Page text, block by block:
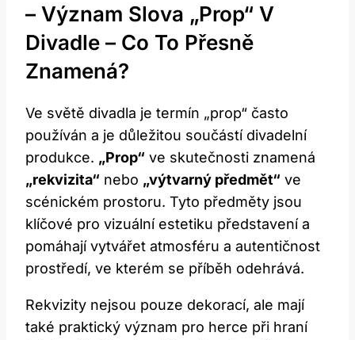
– Význam Slova „prop“ V
Divadle – Co To Přesně
Znamená?
Ve světě divadla je termín „prop“ často
používán a je důležitou součástí divadelní
produkce. „Prop“ ve skutečnosti znamená
„rekvizita“ nebo „výtvarný předmět“ ve
scénickém prostoru. Tyto předměty jsou
klíčové pro vizuální estetiku představení a
pomáhají vytvářet atmosféru a autentičnost
prostředí, ve kterém se příběh odehrává.
Rekvizity nejsou pouze dekorací, ale mají
také praktický význam pro herce při hraní